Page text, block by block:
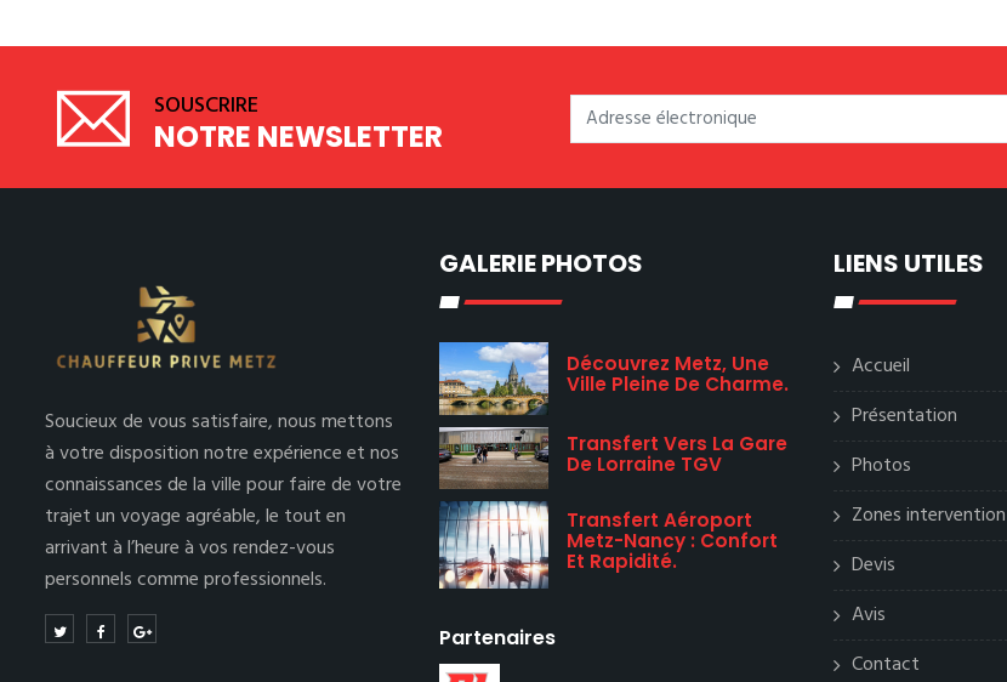
SOUSCRIRE
NOTRE NEWSLETTER
Soucieux de vous satisfaire, nous mettons
à votre disposition notre expérience et nos
connaissances de la ville pour faire de votre
trajet un voyage agréable, le tout en
arrivant à l’heure à vos rendez-vous
personnels comme professionnels.
GALERIE PHOTOS
Découvrez Metz, Une
Ville Pleine De Charme.
Transfert Vers La Gare
De Lorraine TGV
Transfert Aéroport
Metz-Nancy : Confort
Et Rapidité.
Partenaires
LIENS UTILES
Accueil
Présentation
Photos
Zones intervention
Devis
Avis
Contact